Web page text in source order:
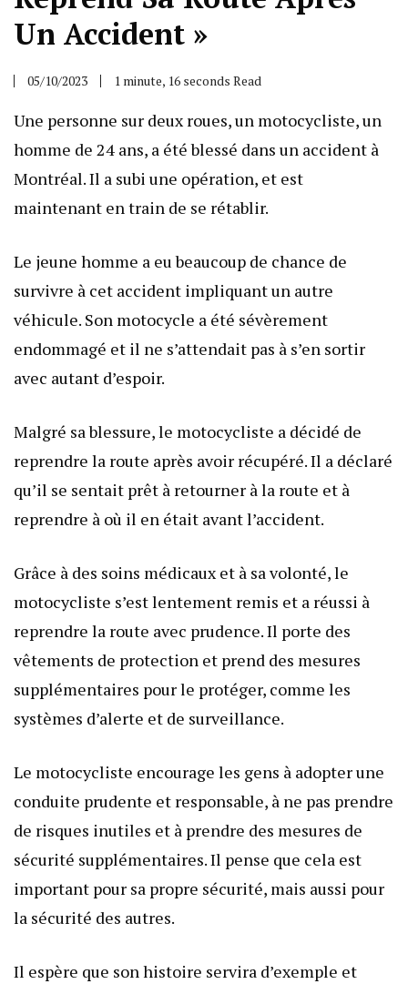
Un Accident »
05/10/2023 1 minute, 16 seconds Read
Une personne sur deux roues, un motocycliste, un
homme de 24 ans, a été blessé dans un accident à
Montréal. Il a subi une opération, et est
maintenant en train de se rétablir.
Le jeune homme a eu beaucoup de chance de
survivre à cet accident impliquant un autre
véhicule. Son motocycle a été sévèrement
endommagé et il ne s’attendait pas à s’en sortir
avec autant d’espoir.
Malgré sa blessure, le motocycliste a décidé de
reprendre la route après avoir récupéré. Il a déclaré
qu’il se sentait prêt à retourner à la route et à
reprendre à où il en était avant l’accident.
Grâce à des soins médicaux et à sa volonté, le
motocycliste s’est lentement remis et a réussi à
reprendre la route avec prudence. Il porte des
vêtements de protection et prend des mesures
supplémentaires pour le protéger, comme les
systèmes d’alerte et de surveillance.
Le motocycliste encourage les gens à adopter une
conduite prudente et responsable, à ne pas prendre
de risques inutiles et à prendre des mesures de
sécurité supplémentaires. Il pense que cela est
important pour sa propre sécurité, mais aussi pour
la sécurité des autres.
Il espère que son histoire servira d’exemple et